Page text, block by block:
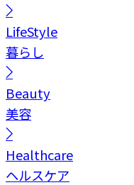
LifeStyle
暮らし
Beauty
美容
Healthcare
ヘルスケア